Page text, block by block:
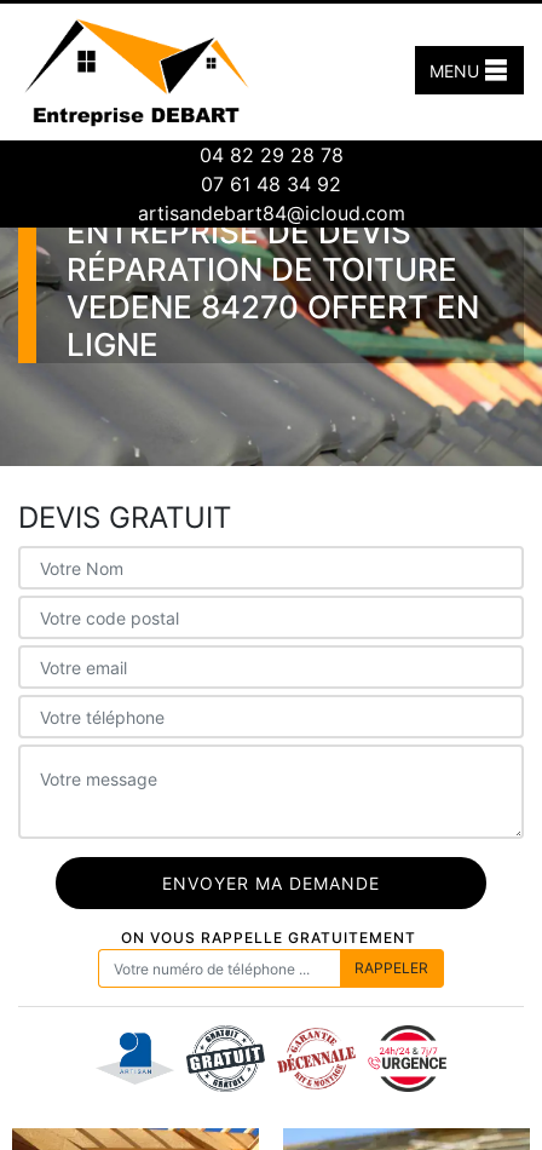
04 82 29 28 78
07 61 48 34 92
artisandebart84@icloud.com
MENU
ENTREPRISE DE DEVIS
RÉPARATION DE TOITURE
VEDENE 84270 OFFERT EN
LIGNE
DEVIS GRATUIT
ON VOUS RAPPELLE GRATUITEMENT